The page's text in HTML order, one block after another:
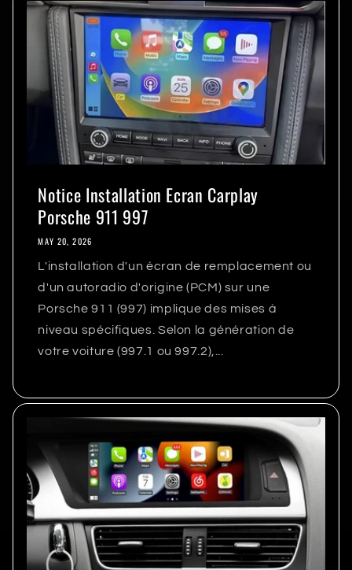
Notice Installation Ecran Carplay
Porsche 911 997
MAY 20, 2026
L'installation d'un écran de remplacement ou
d'un autoradio d'origine (PCM) sur une
Porsche 911 (997) implique des mises à
niveau spécifiques. Selon la génération de
votre voiture (997.1 ou 997.2),...